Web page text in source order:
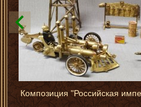
Композиция "Российская